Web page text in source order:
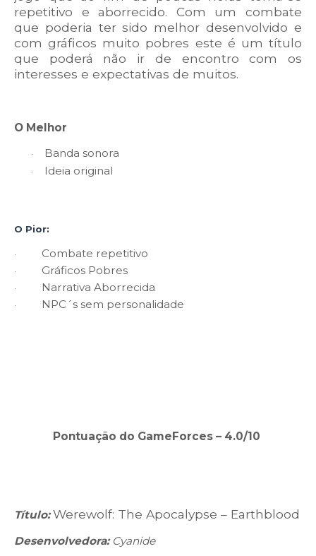
repetitivo e aborrecido. Com um combate
que poderia ter sido melhor desenvolvido e
com gráficos muito pobres este é um título
que poderá não ir de encontro com os
interesses e expectativas de muitos.
O Melhor
· Banda sonora
· Ideia original
O Pior:
· Combate repetitivo
· Gráficos Pobres
· Narrativa Aborrecida
· NPC´s sem personalidade
Pontuação do GameForces – 4.0/10
Título: Werewolf: The Apocalypse – Earthblood
Desenvolvedora:Cyanide